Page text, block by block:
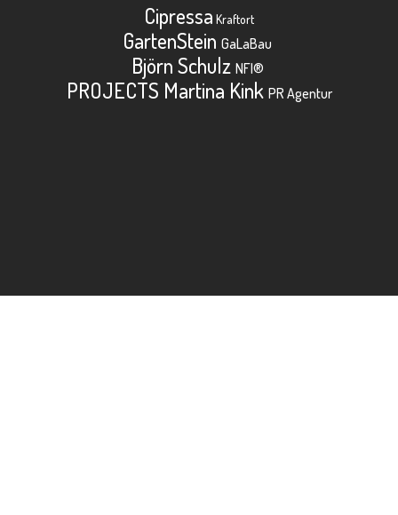
Cipressa Kraftort
GartenStein GaLaBau
Björn Schulz NFI®
PROJECTS Martina Kink PR Agentur